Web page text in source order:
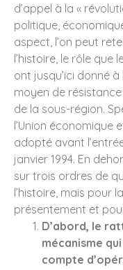
d’appel à la «
politique,
aspect, l’on peut
l’histoire, le rôle que
ont jusqu’ici donné
moyen de
de la sous-région.
l’Union économique
adopté avant
janvier 1994. En
sur trois ordres de
l’histoire, mais pour
présentement et
D’abord, le
mécanisme
compte